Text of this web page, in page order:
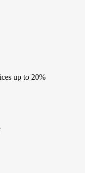
up to 20%